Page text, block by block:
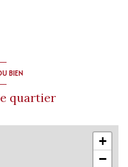
BIEN
quartier
+
−